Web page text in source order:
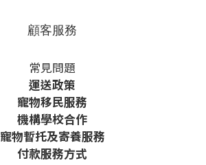
顧客服務
常見問題
運送政策
寵物移民服務
機構學校合作
寵物暫托及寄養服務
付款服務方式